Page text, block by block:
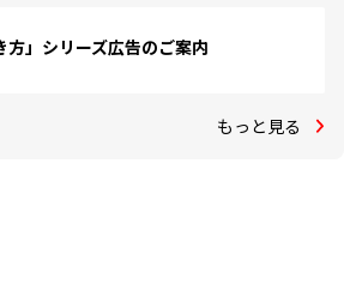
方」シリーズ広告のご案内
もっと見る